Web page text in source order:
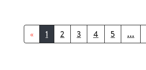
« 1 2 3 4 5 ...